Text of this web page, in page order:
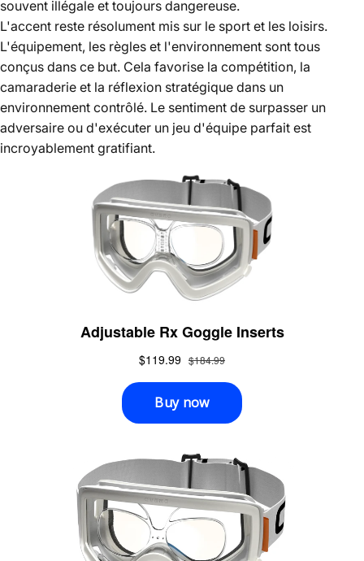
souvent illégale et toujours dangereuse.
L'accent reste résolument mis sur le sport et les loisirs.
L'équipement, les règles et l'environnement sont tous
conçus dans ce but. Cela favorise la compétition, la
camaraderie et la réflexion stratégique dans un
environnement contrôlé. Le sentiment de surpasser un
adversaire ou d'exécuter un jeu d'équipe parfait est
incroyablement gratifiant.